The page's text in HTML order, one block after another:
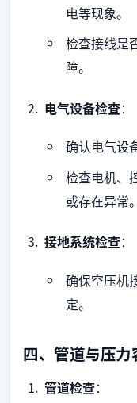
电等现象。
检查接线是
障。
电气设备检查：
确认电气设
检查电机、
或存在异常。
接地系统检查：
确保空压机
定。
四、管道与压力
管道检查：